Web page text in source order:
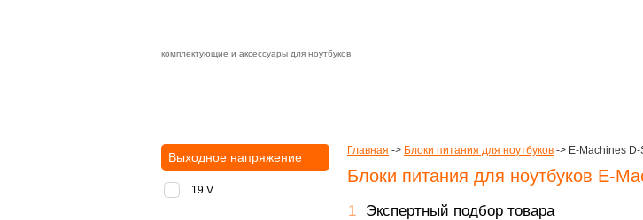
комплектующие и аксессуары для ноутбуков
Главная -> Блоки питания для ноутбуков -> E-Machines
Блоки питания для ноутбуков E-
Экспертный подбор товара
Выходное напряжение
19 V